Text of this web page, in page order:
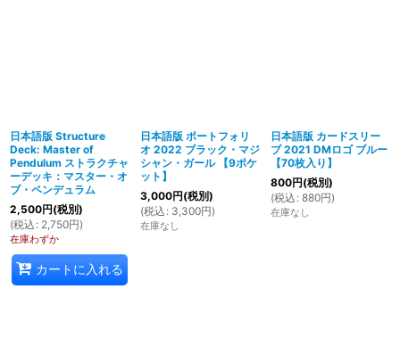
日本語版 Structure
Deck: Master of
Pendulum ストラクチャ
ーデッキ：マスター・オ
ブ・ペンデュラム
2,500円(税別)
(税込 : 2,750円)
在庫わずか
カートに入れる
日本語版 ポートフォリ
オ 2022 ブラック・マジ
シャン・ガール 【9ポケ
ット】
3,000円(税別)
(税込 : 3,300円)
在庫なし
日本語版 カードスリー
ブ 2021 DMロゴ ブルー
【70枚入り】
800円(税別)
(税込 : 880円)
在庫なし